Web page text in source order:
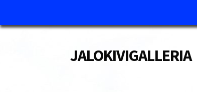
Siirry
navigointiin
Siirry
sisältöön
JALOKIVIGALLERIA